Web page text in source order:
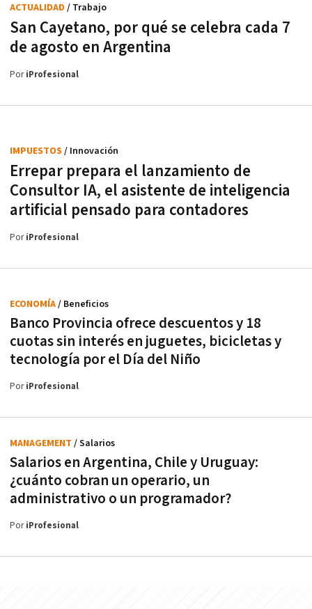
San Cayetano, por qué se celebra cada 7
de agosto en Argentina
ACTUALIDAD / Trabajo
PoriProfesional
Errepar prepara el lanzamiento de
Consultor IA, el asistente de inteligencia
artificial pensado para contadores
IMPUESTOS / Innovación
PoriProfesional
Banco Provincia ofrece descuentos y 18
cuotas sin interés en juguetes, bicicletas y
tecnología por el Día del Niño
ECONOMÍA/ Beneficios
PoriProfesional
Salarios en Argentina, Chile y Uruguay:
¿cuánto cobran un operario, un
administrativo o un programador?
MANAGEMENT / Salarios
PoriProfesional